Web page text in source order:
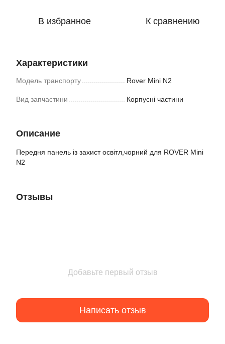
В избранное К сравнению
Характеристики
Модель транспорту Rover Mini N2
Вид запчастини Корпусні частини
Описание
Передня панель із захист освітл,чорний для ROVER Mini
N2
Отзывы
Добавьте первый отзыв
Написать отзыв